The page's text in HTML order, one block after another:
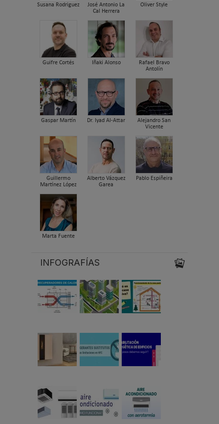
Susana Rodriguez
José Antonio La
Cal Herrera
Oliver Style
Guifre Cortés Iñaki Alonso
Rafael Bravo
Antolín
Gaspar Martín Dr. Iyad Al-Attar
Alejandro San
Vicente
Guillermo
Martínez López
Alberto Vázquez
Garea
Pablo Espiñeira
Marta Fuente
INFOGRAFÍAS